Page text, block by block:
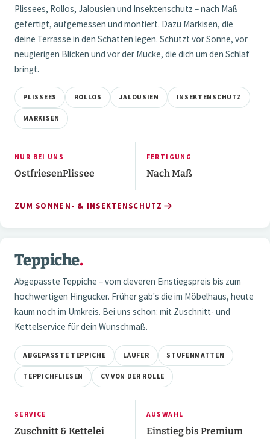
Plissees, Rollos, Jalousien und Insektenschutz – nach Maß
gefertigt, aufgemessen und montiert. Dazu Markisen, die
deine Terrasse in den Schatten legen. Schützt vor Sonne, vor
neugierigen Blicken und vor der Mücke, die dich um den Schlaf
bringt.
PLISSEES ROLLOS JALOUSIEN INSEKTENSCHUTZ
MARKISEN
NUR BEI UNS
OstfriesenPlissee
FERTIGUNG
Nach Maß
ZUM SONNEN- & INSEKTENSCHUTZ
04 — TEPPICHE
Teppiche.
Abgepasste Teppiche – vom cleveren Einstiegspreis bis zum
hochwertigen Hingucker. Früher gab's die im Möbelhaus, heute
kaum noch im Umkreis. Bei uns schon: mit Zuschnitt- und
Kettelservice für dein Wunschmaß.
ABGEPASSTE TEPPICHE LÄUFER STUFENMATTEN
TEPPICHFLIESEN CV VON DER ROLLE
SERVICE
Zuschnitt & Kettelei
AUSWAHL
Einstieg bis Premium